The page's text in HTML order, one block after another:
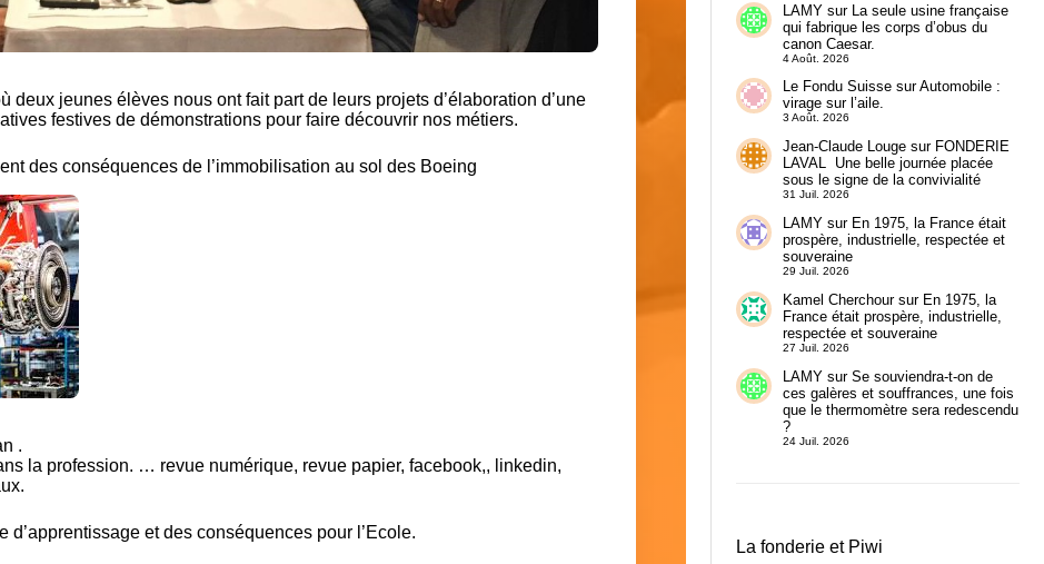
deux jeunes élèves nous ont fait part de leurs projets d’élaboration d’une
festives de démonstrations pour faire découvrir nos métiers.
des conséquences de l’immobilisation au sol des Boeing
.
la profession. … revue numérique, revue papier, facebook,, linkedin,
d’apprentissage et des conséquences pour l’Ecole.
LAMYsur La seule usine française
qui fabrique les corps d’obus du
canon Caesar.
4 Août. 2026
Le Fondu SuissesurAutomobile :
virage sur l’aile.
3 Août. 2026
Jean-Claude Lougesur FONDERIE
LAVAL Une belle journée placée
sous le signe de la convivialité
31 Juil. 2026
LAMYsur En 1975, la France était
prospère, industrielle, respectée et
souveraine
29 Juil. 2026
Kamel Cherchoursur En 1975, la
France était prospère, industrielle,
respectée et souveraine
27 Juil. 2026
LAMYsur Se souviendra-t-on de
ces galères et souffrances, une fois
que le thermomètre sera redescendu
?
24 Juil. 2026
La fonderie et Piwi